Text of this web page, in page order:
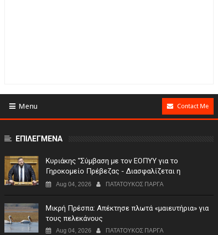
Menu Contact Me
ΕΠΙΛΕΓΜΕΝΑ
Κυριάκης "Σύμβαση με τον ΕΟΠΥΥ για το
Γηροκομείο Πρέβεζας - Διασφαλίζεται η
χρηματοδότηση της λειτουργίας του"
Aug 04, 2026 ΠΑΤΑΤΟΥΚΟΣ ΠΑΡΓΑ
Μικρή Πρέσπα: Απέκτησε πλωτά «μαιευτήρια» για
τους πελεκάνους
Aug 04, 2026 ΠΑΤΑΤΟΥΚΟΣ ΠΑΡΓΑ